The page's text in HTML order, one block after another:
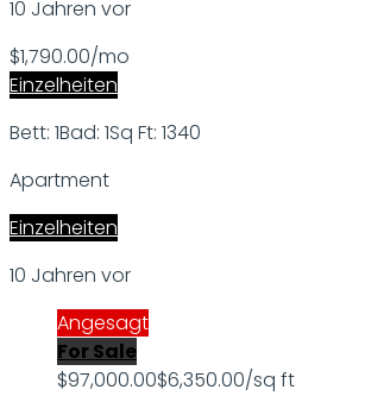
10 Jahren vor
$1,790.00/mo
Einzelheiten
Bett: 1Bad: 1Sq Ft: 1340
Apartment
Einzelheiten
10 Jahren vor
Angesagt
For Sale
$97,000.00$6,350.00/sq ft